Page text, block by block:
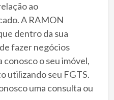
ao
A RAMON
dentro da sua
fazer negócios
o seu imóvel,
utilizando seu FGTS.
uma consulta ou